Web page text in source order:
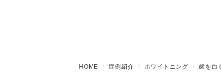
HOME 症例紹介 ホワイトニング 歯を白